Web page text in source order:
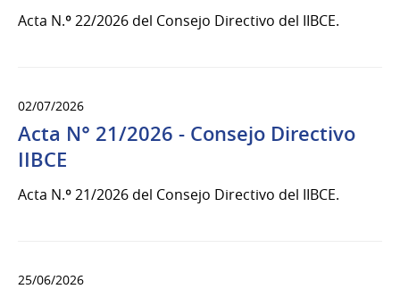
Acta N.º 22/2026 del Consejo Directivo del IIBCE.
02/07/2026
Acta N° 21/2026 - Consejo Directivo
IIBCE
Acta N.º 21/2026 del Consejo Directivo del IIBCE.
25/06/2026